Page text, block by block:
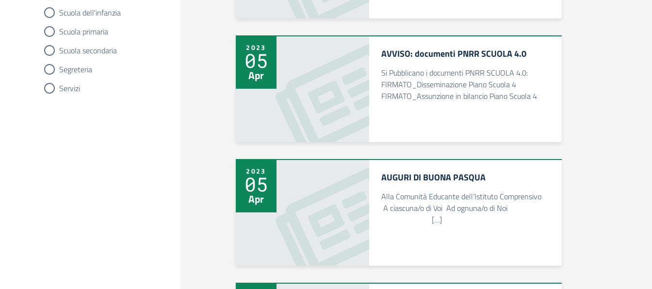
Scuola dell'infanzia
Scuola primaria
Scuola secondaria
Segreteria
Servizi
2023
05
Apr
AVVISO: documenti PNRR SCUOLA 4.0
Si Pubblicano i documenti PNRR SCUOLA 4.0:
FIRMATO_Disseminazione Piano Scuola 4
FIRMATO_Assunzione in bilancio Piano Scuola 4
2023
05
Apr
AUGURI DI BUONA PASQUA
Alla Comunità Educante dell’Istituto Comprensivo
A ciascuna/o di Voi Ad ognuna/o di Noi
[…]